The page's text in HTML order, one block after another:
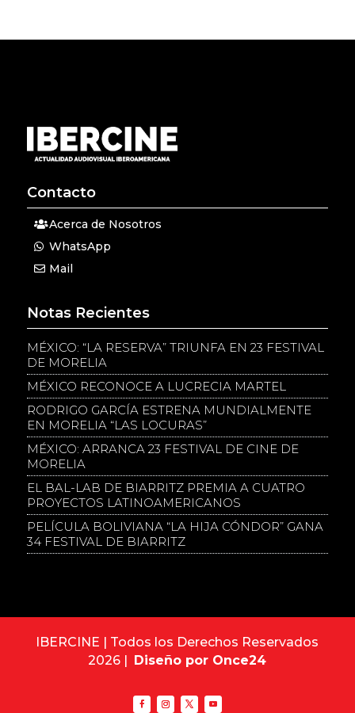
Contacto
Acerca de Nosotros
WhatsApp
Mail
Notas Recientes
MÉXICO: “LA RESERVA” TRIUNFA EN 23 FESTIVAL
DE MORELIA
MÉXICO RECONOCE A LUCRECIA MARTEL
RODRIGO GARCÍA ESTRENA MUNDIALMENTE
EN MORELIA “LAS LOCURAS”
MÉXICO: ARRANCA 23 FESTIVAL DE CINE DE
MORELIA
EL BAL-LAB DE BIARRITZ PREMIA A CUATRO
PROYECTOS LATINOAMERICANOS
PELÍCULA BOLIVIANA “LA HIJA CÓNDOR” GANA
34 FESTIVAL DE BIARRITZ
IBERCINE | Todos los Derechos Reservados
2026 | Diseño por Once24